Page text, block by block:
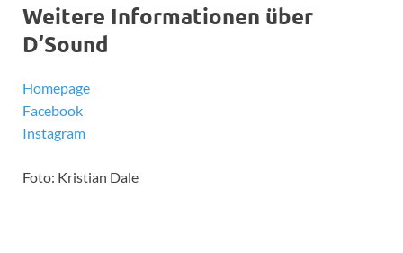
Weitere Informationen über
D’Sound
Homepage
Facebook
Instagram
Foto: Kristian Dale